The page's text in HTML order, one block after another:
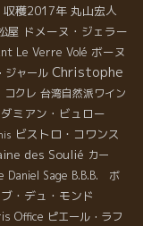
収穫2017年 丸山宏人
屋 ドメーヌ・ジェラー
Le Verre Volé ボーヌ
ジャール Christophe
コクレ 台湾自然派ワイン
ダミアン・ビュロー
ビストロ・コワンス
des Soulié カー
Daniel Sage B.B.B. ボ
・デュ・モンド
Office ピエール・ラフ